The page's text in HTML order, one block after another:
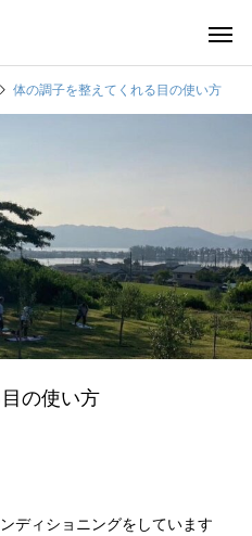
）
ヨガ
OHAYOGA 25/7/27開
【参加者募集】
体の調子を整えてくれる目の使い方
の使い方
ディショニングをしています